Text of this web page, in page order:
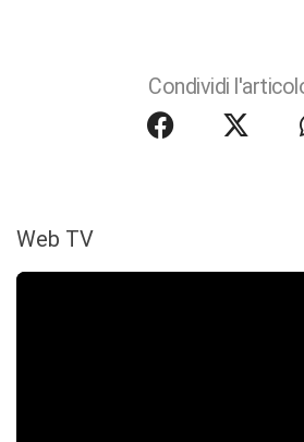
Condividi
Web TV